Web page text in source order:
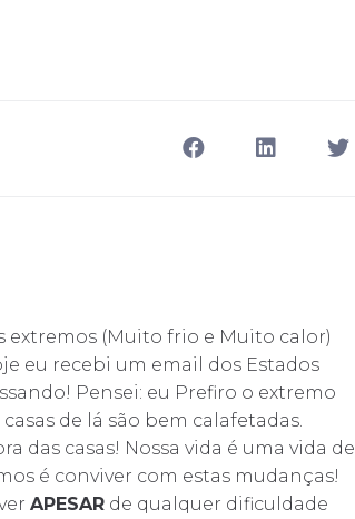
extremos (Muito frio e Muito calor)
eu recebi um email dos Estados
Pensei: eu Prefiro o extremo
de lá são bem calafetadas.
das casas! Nossa vida é uma vida de
é conviver com estas mudanças!
APESARde qualquer dificuldade